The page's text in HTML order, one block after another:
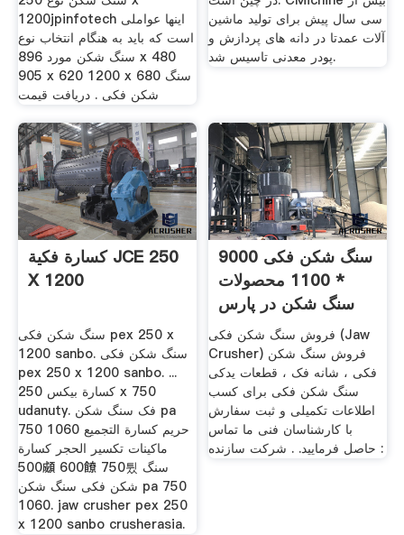
1200jpinfotech اینها عواملی
است که باید به هنگام انتخاب نوع
سنگ شکن مورد 896 x 480
905 x 620 1200 x 680 سنگ
شکن فکی . دریافت قیمت
سی سال پیش برای تولید ماشین
آلات عمدتا در دانه های پردازش و
پودر معدنی تاسیس شد.
كسارة فكية JCE 250
X 1200
سنگ شکن فکی pex 250 x
1200 sanbo. سنگ شکن فکی
pex 250 x 1200 sanbo. ...
كسارة بيكس 250 x 750
udanuty. فک سنگ شکن pa
750 1060 حریم كسارة التجميع
ماكينات تكسير الحجر كسارة
500䫆 600䭜 750튔 سنگ
شکن فکی سنگ شکن pa 750
1060. jaw crusher pex 250
x 1200 sanbo crusherasia.
سنگ شکن فکی 9000
* 1100 محصولات
سنگ شکن در پارس
سنتر
فروش سنگ شکن فکی (Jaw
Crusher) فروش سنگ شکن
فکی ، شانه فک ، قطعات یدکی
سنگ شکن فکی برای کسب
اطلاعات تکمیلی و ثبت سفارش
با کارشناسان فنی ما تماس
حاصل فرمایید. . شرکت سازنده :